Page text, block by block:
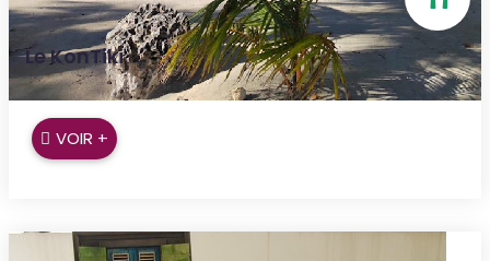
Le KonTiki
Sainte Anne
VOIR +